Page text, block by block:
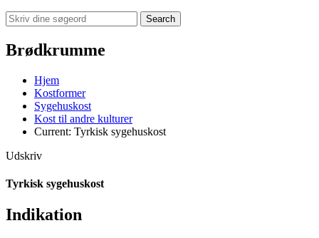
Search
Brødkrumme
Hjem
Kostformer
Sygehuskost
Kost til andre kulturer
Current: Tyrkisk sygehuskost
Udskriv
Tyrkisk sygehuskost
Indikation